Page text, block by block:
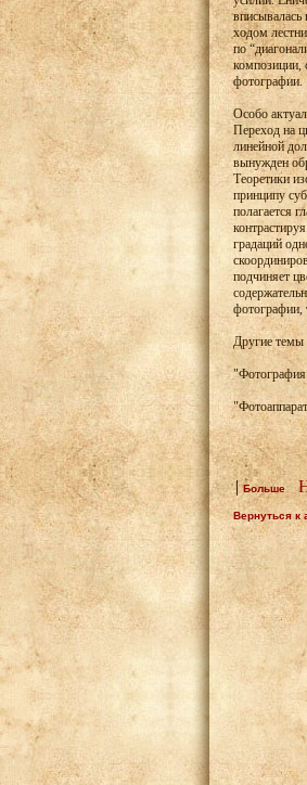
ходом
по
композиции,
фотографии.
Особо
Переход на
линейной
вынужден
Теоретики
принципу
полагается
градаций
подчиняет
фотографии,
Другие темы
| Больше
Вернуться к